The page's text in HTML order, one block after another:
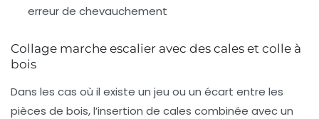
erreur de chevauchement
Collage marche escalier avec des cales et colle à
bois
Dans les cas où il existe un jeu ou un écart entre les
pièces de bois, l’insertion de cales combinée avec un